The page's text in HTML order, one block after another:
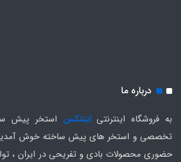
درباره ما
به فروشگاه اینترنتیاینتکس استخر پیش
تخصصی و استخر های پیش ساخته خوش آمدید
حضوری محصولات بادی و تفریحی در ایران ،